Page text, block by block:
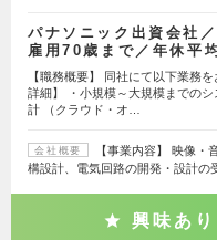
パナソニック出資会社
雇用70歳まで／年休平
【職務概要】 同社にて以下業務
詳細】 ・小規模～大規模までの
計 （クラウド・オ…
会社概要
【事業内容】 映像
構設計、電気回路の開発・設計の
興味あり